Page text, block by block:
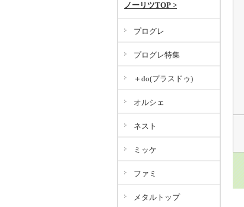
ノーリツTOP >
プログレ
プログレ特集
＋do(プラスドゥ)
オルシェ
ネスト
ミッケ
ファミ
メタルトップ